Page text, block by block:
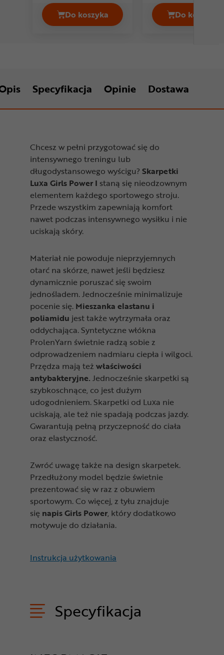
Do koszyka
Skarpetki LUXA Coffee Ride I Cena
Do koszyka
Specyfikacja Opinie Dostawa
Chcesz w pełni przygotować się do
intensywnego treningu lub
długodystansowego wyścigu? Skarpetki
Luxa Girls Power I staną się nieodzownym
elementem każdego sportowego stroju.
Przede wszystkim zapewniają komfort
nawet podczas intensywnego wysiłku i nie
uciskają skóry.
Materiał nie powoduje nieprzyjemnych
otarć na skórze, nawet jeśli będziesz
dynamicznie poruszać się swoim
jednośladem. Jednocześnie minimalizuje
pocenie się. Mieszanka elastanu i
poliamidu jest także wytrzymała oraz
oddychająca. Syntetyczne włókna
ProlenYarn świetnie radzą sobie z
odprowadzeniem nadmiaru ciepła i wilgoci.
Przędza mają też właściwości
antybakteryjne. Jednocześnie skarpetki są
szybkoschnące, co jest dużym
udogodnieniem. Skarpetki od Luxa nie
uciskają, ale też nie spadają podczas jazdy.
Gwarantują pełną przyczepność do ciała
oraz elastyczność.
Zwróć uwagę także na design skarpetek.
Przedłużony model będzie świetnie
prezentować się w raz z obuwiem
sportowym. Co więcej, z tyłu znajduje
się napis Girls Power, który dodatkowo
motywuje do działania.
Instrukcja użytkowania
Specyfikacja